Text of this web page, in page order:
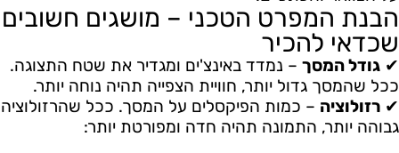
הבנת המפרט הטכני – מושגים חשובים
שכדאי להכיר
✔ גודל המסך – נמדד באינצ'ים ומגדיר את שטח התצוגה.
ככל שהמסך גדול יותר, חוויית הצפייה תהיה נוחה יותר.
✔ רזולוציה – כמות הפיקסלים על המסך. ככל שהרזולוציה
גבוהה יותר, התמונה תהיה חדה ומפורטת יותר: